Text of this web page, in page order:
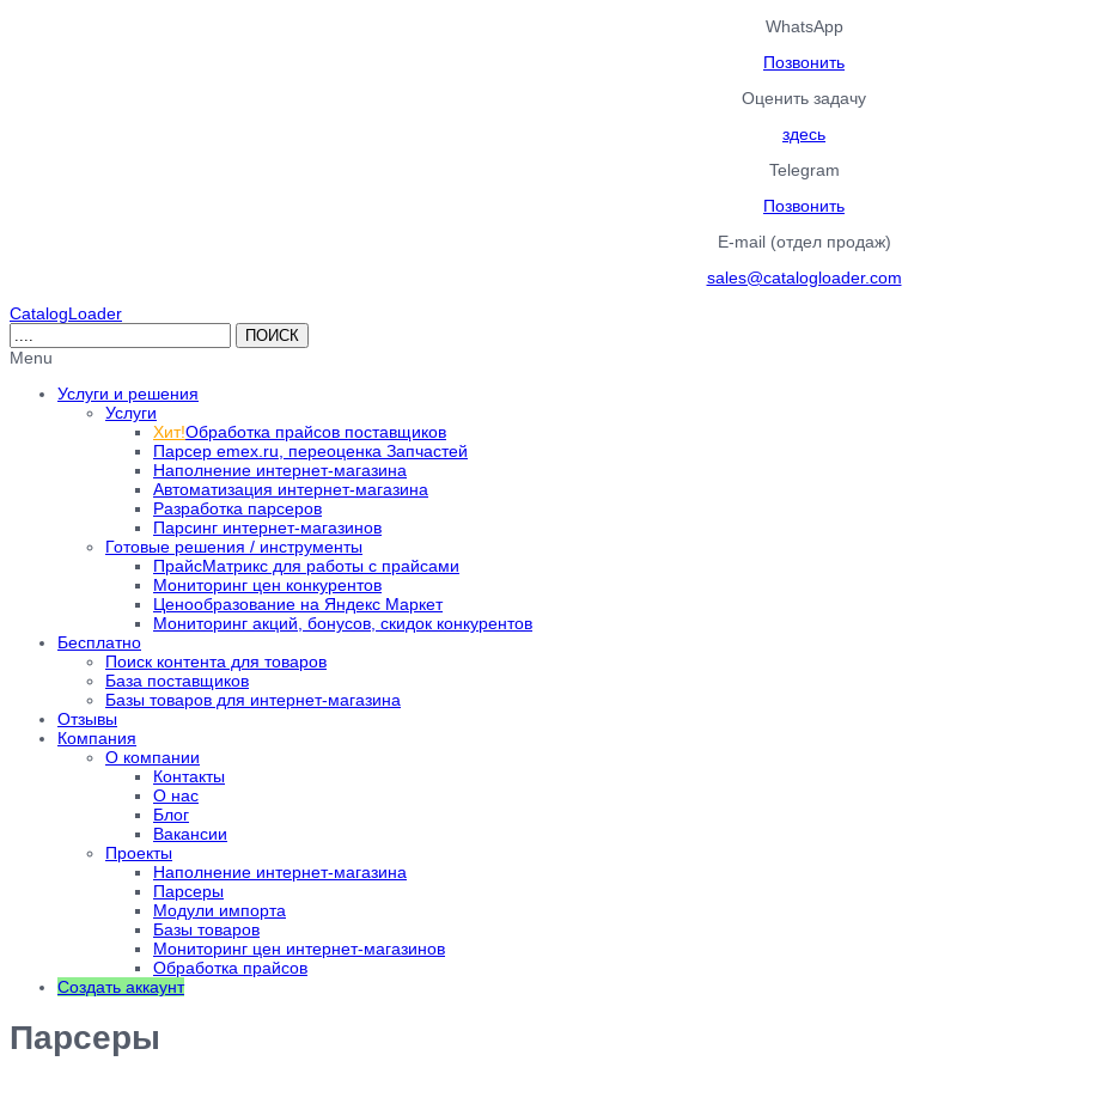
WhatsApp
Позвонить
Оценить задачу
здесь
Telegram
Позвонить
E-mail (отдел продаж)
sales@catalogloader.com
CatalogLoader
Menu
Услуги и решения
Услуги
Хит!Обработка прайсов поставщиков
Парсер emex.ru, переоценка Запчастей
Наполнение интернет-магазина
Автоматизация интернет-магазина
Разработка парсеров
Парсинг интернет-магазинов
Готовые решения / инструменты
ПрайсМатрикс для работы с прайсами
Мониторинг цен конкурентов
Ценообразование на Яндекс Маркет
Мониторинг акций, бонусов, скидок конкурентов
Бесплатно
Поиск контента для товаров
База поставщиков
Базы товаров для интернет-магазина
Отзывы
Компания
О компании
Контакты
О нас
Блог
Вакансии
Проекты
Наполнение интернет-магазина
Парсеры
Модули импорта
Базы товаров
Мониторинг цен интернет-магазинов
Обработка прайсов
Создать аккаунт
Парсеры